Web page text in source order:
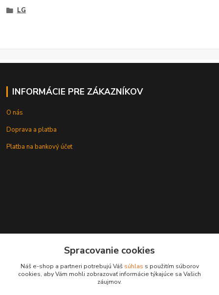
LG
INFORMÁCIE PRE ZÁKAZNÍKOV
O nás
Doprava a platba
Platba na bankový účet
leksunsro@gmail.com
Spracovanie cookies
Náš e-shop a partneri potrebujú Váš súhlas s použitím súborov
cookies, aby Vám mohli zobrazovať informácie týkajúce sa Vašich
záujmov.